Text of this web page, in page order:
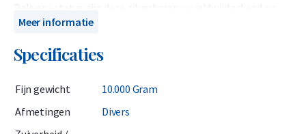
Delivery-status zijn deze zilverbaren wereldwijd erkend en
eenvoudig te verhandelen.
Binnen het assortiment behoren 10 kilo zilverbaren tot de
1000 troy ounce zilverbaar (circa 31,1 kg) zijn nog groter. Dit
maakt de 10 kilo variant een interessante middenweg voor
Meer informatie
Specificaties
Fijn gewicht
10.000 Gram
Afmetingen
Divers